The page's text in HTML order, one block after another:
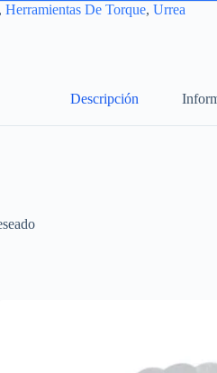
, Herramientas De Torque, Urrea
Descripción